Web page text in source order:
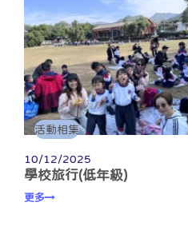
活動相集
10/12/2025
學校旅行(低年級)
更多